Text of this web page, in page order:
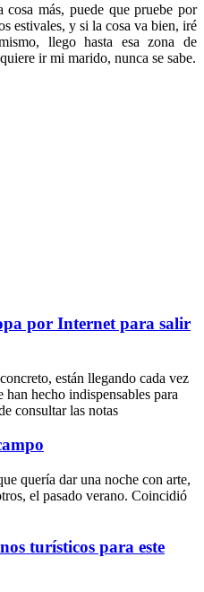
más, puede que pruebe por
estivales, y si la cosa va bien, iré
llego hasta esa zona de
ir mi marido, nunca se sabe.
por Internet para salir
están llegando cada vez
han hecho indispensables para
consultar las notas
quería dar una noche con arte,
el pasado verano. Coincidió
turísticos para este